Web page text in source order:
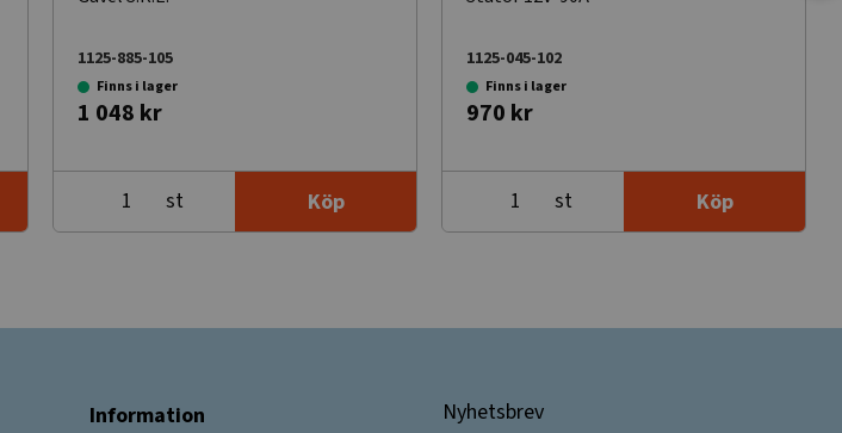
1125-885-105
Finns i lager
1 048 kr
st Köp
1125-045-102
Finns i lager
970 kr
st Köp
Information Nyhetsbrev